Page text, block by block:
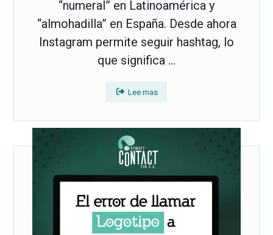
“numeral” en Latinoamérica y
“almohadilla” en España. Desde ahora
Instagram permite seguir hashtag, lo
que significa ...
Lee mas